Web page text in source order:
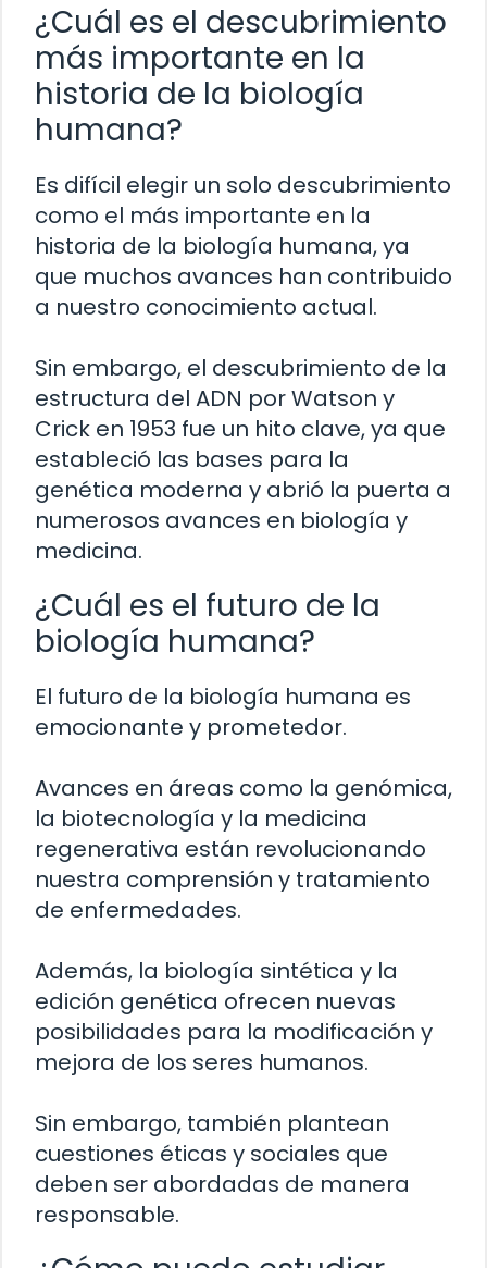
¿Cuál es el descubrimiento
más importante en la
historia de la biología
humana?
Es difícil elegir un solo descubrimiento
como el más importante en la
historia de la biología humana, ya
que muchos avances han contribuido
a nuestro conocimiento actual.
Sin embargo, el descubrimiento de la
estructura del ADN por Watson y
Crick en 1953 fue un hito clave, ya que
estableció las bases para la
genética moderna y abrió la puerta a
numerosos avances en biología y
medicina.
¿Cuál es el futuro de la
biología humana?
El futuro de la biología humana es
emocionante y prometedor.
Avances en áreas como la genómica,
la biotecnología y la medicina
regenerativa están revolucionando
nuestra comprensión y tratamiento
de enfermedades.
Además, la biología sintética y la
edición genética ofrecen nuevas
posibilidades para la modificación y
mejora de los seres humanos.
Sin embargo, también plantean
cuestiones éticas y sociales que
deben ser abordadas de manera
responsable.